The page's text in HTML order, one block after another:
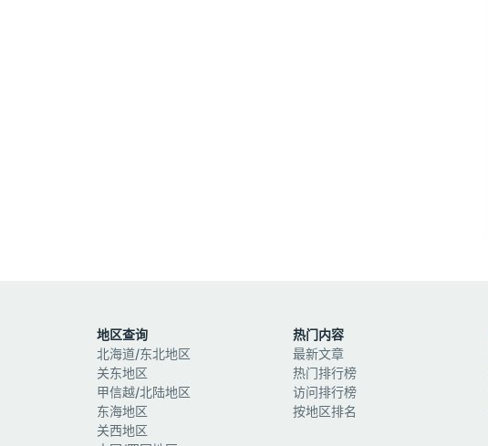
地区查询
北海道/东北地区
关东地区
甲信越/北陆地区
东海地区
关西地区
热门内容
最新文章
热门排行榜
访问排行榜
按地区排名